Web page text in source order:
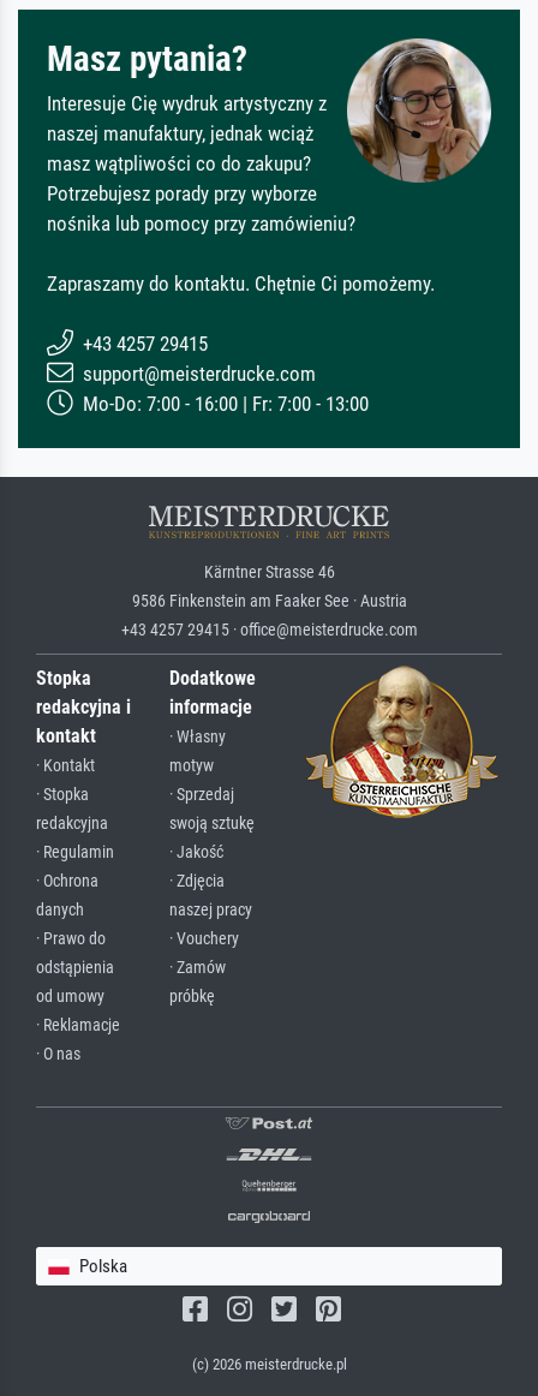
Masz pytania?
Interesuje Cię wydruk artystyczny z
naszej manufaktury, jednak wciąż
masz wątpliwości co do zakupu?
Potrzebujesz porady przy wyborze
nośnika lub pomocy przy zamówieniu?
Zapraszamy do kontaktu. Chętnie Ci pomożemy.
+43 4257 29415
support@meisterdrucke.com
Mo-Do: 7:00 - 16:00 | Fr: 7:00 - 13:00
Kärntner Strasse 46
9586 Finkenstein am Faaker See · Austria
+43 4257 29415 · office@meisterdrucke.com
Stopka
redakcyjna i
kontakt
· Kontakt
· Stopka
redakcyjna
· Regulamin
· Ochrona
danych
· Prawo do
odstąpienia
od umowy
· Reklamacje
· O nas
Dodatkowe
informacje
· Własny
motyw
· Sprzedaj
swoją sztukę
· Jakość
· Zdjęcia
naszej pracy
· Vouchery
· Zamów
próbkę
Polska
(c) 2026 meisterdrucke.pl